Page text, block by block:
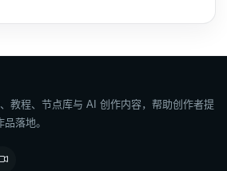
教程、节点库与 AI 创作内容，帮助创作者提
落地。